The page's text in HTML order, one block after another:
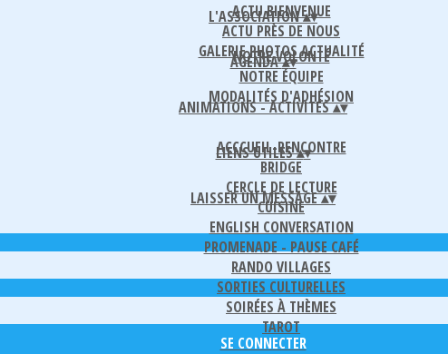
ACTU BIENVENUE
ACTU PRÈS DE NOUS
GALERIE PHOTOS ACTUALITÉ
L'ASSOCIATION▴▾
NOTRE VOLONTÉ
NOTRE ÉQUIPE
MODALITÉS D'ADHÉSION
AGENDA▴▾
ANIMATIONS - ACTIVITÉS▴▾
ACCCUEIL-RENCONTRE
BRIDGE
CERCLE DE LECTURE
CUISINE
ENGLISH CONVERSATION
PROMENADE - PAUSE CAFÉ
RANDO VILLAGES
SORTIES CULTURELLES
SOIRÉES À THÈMES
TAROT
LIENS UTILES▴▾
LAISSER UN MESSAGE▴▾
SE CONNECTER